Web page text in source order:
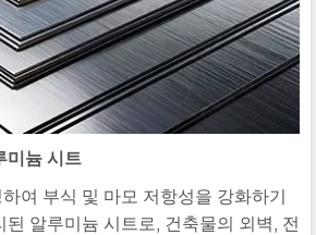
미늄 시트
여 부식 및 마모 저항성을 강화하기
된 알루미늄 시트로, 건축물의 외벽, 전